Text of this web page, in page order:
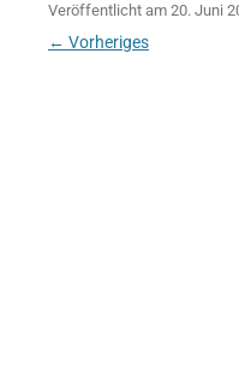
Veröffentlicht am 20. Juni
← Vorheriges